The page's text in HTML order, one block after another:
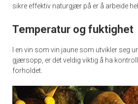
sikre effektiv naturgjær på er å arbeide
Temperatur og fuktighet
I en vin som vin jaune som utvikler seg
gjærsopp, er det veldig viktig å ha
forholdet.